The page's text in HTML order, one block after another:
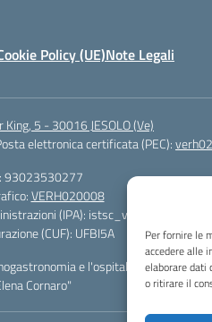
Per fornire le
accedere alle
elaborare dati
o ritirare il
Policy (UE)Note Legali
5 - 30016 JESOLO (Ve)
elettronica certificata (PEC):
93023530277
VERH020008
(IPA): istsc_verh020008
(CUF): UFBI5A
e l'ospitalità alberghiera
Cornaro"